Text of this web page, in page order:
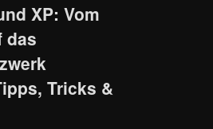
XP: Vom
das
Tricks &